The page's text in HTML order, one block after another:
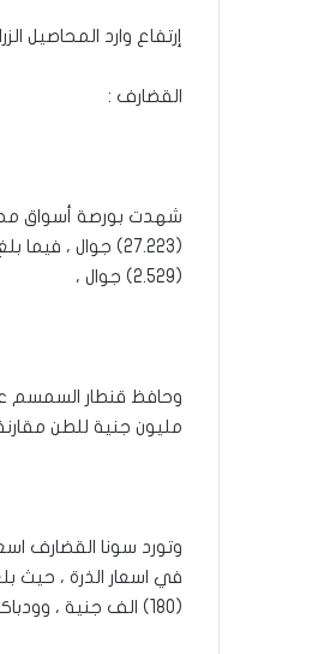
إرتفاع وارد المحاصيل
القضارف :
شهدت بورصة أسواق
(2.529) جوال ،
مليون جنية للطن مقارنة مع مبلغ
وتورد سونا القضارف
(180) الف جنية ، وودباكو (190) الف جنية ، فيما حافظ اردب محصول الدخن في مبلغ (235) الف جنية .